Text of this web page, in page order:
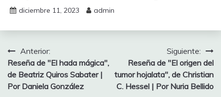
diciembre 11, 2023 admin
Navegación
de
entradas
Anterior:
Reseña de "El hada mágica",
de Beatriz Quiros Sabater |
Por Daniela González
Siguiente:
Reseña de "El origen del
tumor hojalata", de Christian
C. Hessel | Por Nuria Bellido